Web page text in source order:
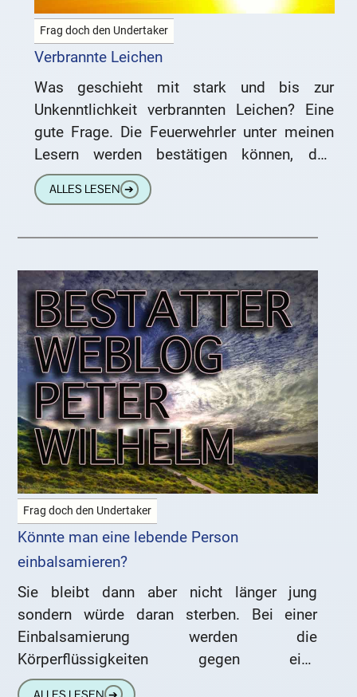
Frag doch den Undertaker
Verbrannte Leichen
Was geschieht mit stark und bis zur
Unkenntlichkeit verbrannten Leichen? Eine
gute Frage. Die Feuerwehrler unter meinen
Lesern werden bestätigen können, daß
Feuertote glücklicherweise eher selten sind.
Die meisten Brandopfer
ALLES LESEN ➔
Frag doch den Undertaker
Könnte man eine lebende Person
einbalsamieren?
Sie bleibt dann aber nicht länger jung
sondern würde daran sterben. Bei einer
Einbalsamierung werden die
Körperflüssigkeiten gegen eine
konservierende Flüssigkeit ausgetauscht,